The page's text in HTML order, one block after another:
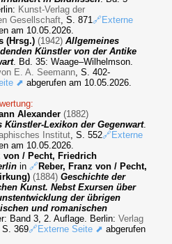
Kunst-Verlag der
Gesellschaft, S. 871🔗Externe
am 10.05.2026.
(Hrsg.) (1942) Allgemeines
Künstler von der Antike
. Bd. 35: Waage–Wilhelmson.
E. A. Seemann, S. 402-
⬈ abgerufen am 10.05.2026.
Alexander (1882)
Künstler-Lexikon der Gegenwart.
Institut, S. 552🔗Externe
am 10.05.2026.
von / Pecht, Friedrich
in🔗Reber, Franz von / Pecht,
(1884) Geschichte der
Kunst. Nebst Exursen über
der übrigen
und romanischen
Band 3, 2. Auflage. Berlin:Verlag
S. 369🔗Externe Seite ⬈ abgerufen